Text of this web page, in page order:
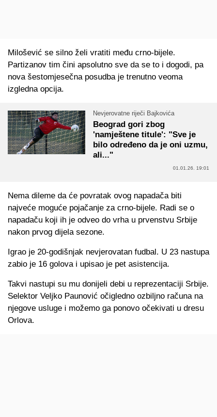
Milošević se silno želi vratiti među crno-bijele.
Partizanov tim čini apsolutno sve da se to i dogodi, pa
nova šestomjesečna posudba je trenutno veoma
izgledna opcija.
Nevjerovatne riječi Bajkovića
Beograd gori zbog
'namještene titule': "Sve je
bilo određeno da je oni uzmu,
ali..."
01.01.26. 19:01
Nema dileme da će povratak ovog napadača biti
najveće moguće pojačanje za crno-bijele. Radi se o
napadaču koji ih je odveo do vrha u prvenstvu Srbije
nakon prvog dijela sezone.
Igrao je 20-godišnjak nevjerovatan fudbal. U 23 nastupa
zabio je 16 golova i upisao je pet asistencija.
Takvi nastupi su mu donijeli debi u reprezentaciji Srbije.
Selektor Veljko Paunović očigledno ozbiljno računa na
njegove usluge i možemo ga ponovo očekivati u dresu
Orlova.